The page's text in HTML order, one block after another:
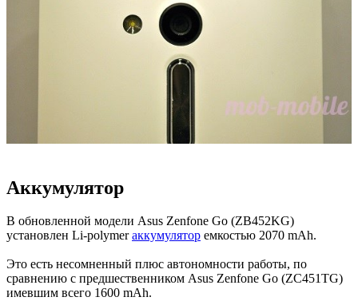
Аккумулятор
В обновленной модели Asus Zenfone Go (ZB452KG)
установлен Li-polymerаккумулятор емкостью 2070 mAh.
Это есть несомненный плюс автономности работы, по
сравнению с предшественником Asus Zenfone Go (ZC451TG)
имевшим всего 1600 mAh.